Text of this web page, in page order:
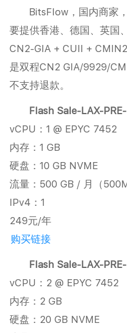
BitsFlow，国内商家
要提供香港、德国、英国、
CN2-GIA + CUII +
是双程CN2 GIA/9929/
不支持退款。
Flash Sale-LAX-
vCPU：1 @ EPYC 7452
内存：1 GB
硬盘：10 GB NVME
流量：500 GB / 月（
IPv4：1
249元/年
购买链接
Flash Sale-LAX-
vCPU：2 @ EPYC 7452
内存：2 GB
硬盘：20 GB NVME